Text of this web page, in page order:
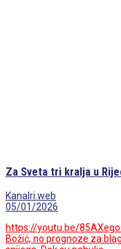
Za Sveta tri kralja u
Kanalri.web
05/01/2026
https://youtu.be/
Božić, no prognoze za